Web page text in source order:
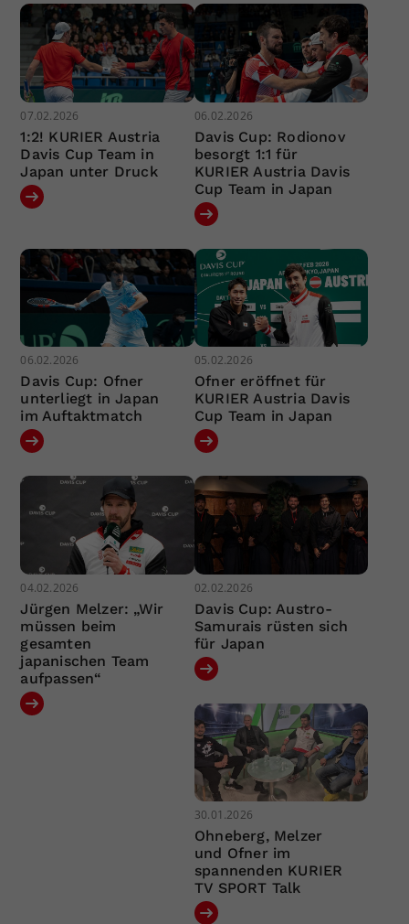
07.02.2026
1:2! KURIER Austria
Davis Cup Team in
Japan unter Druck
06.02.2026
Davis Cup: Rodionov
besorgt 1:1 für
KURIER Austria Davis
Cup Team in Japan
06.02.2026
Davis Cup: Ofner
unterliegt in Japan
im Auftaktmatch
05.02.2026
Ofner eröffnet für
KURIER Austria Davis
Cup Team in Japan
04.02.2026
Jürgen Melzer: „Wir
müssen beim
gesamten
japanischen Team
aufpassen“
02.02.2026
Davis Cup: Austro-
Samurais rüsten sich
für Japan
30.01.2026
Ohneberg, Melzer
und Ofner im
spannenden KURIER
TV SPORT Talk